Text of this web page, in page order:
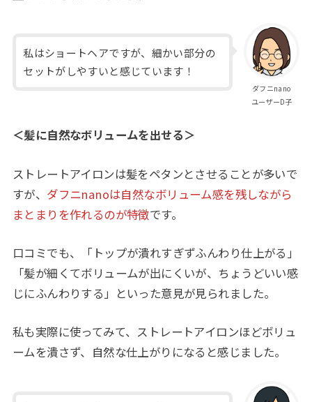
ダフニnano
ユーザーD子
私はショートヘアですが、細かい部分の
セットがしやすいと感じています！
＜髪に自然なボリュームを出せる＞
ストレートアイロンは髪をペタンとさせることが多いで
すが、 ダフニnanoは自然なボリューム感を残しながら
まとまりを作れるのが特徴です。
口コミでも、「トップが潰れすぎずふんわり仕上がる」
「髪が細くてボリュームが出にくいが、ちょうどいい感
じにふんわりする」といった意見が見られました。
私も実際に使ってみて、ストレートアイロンほどボリュ
ームを潰さず、自然な仕上がりになると感じました。